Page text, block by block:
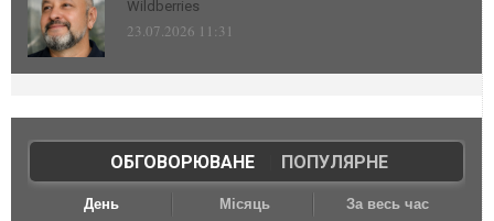
Wildberries
23.07.2026 11:31
ОБГОВОРЮВАНЕ| ПОПУЛЯРНЕ
День Місяць За весь час